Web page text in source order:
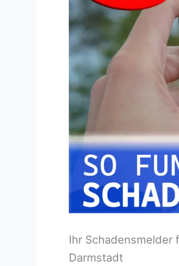
Ihr Schadensmelder
Darmstadt